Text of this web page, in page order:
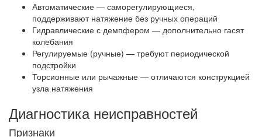
Автоматические — саморегулирующиеся,
поддерживают натяжение без ручных операций
Гидравлические с демпфером — дополнительно гасят
колебания
Регулируемые (ручные) — требуют периодической
подстройки
Торсионные или рычажные — отличаются конструкцией
узла натяжения
Диагностика неисправностей
Признаки